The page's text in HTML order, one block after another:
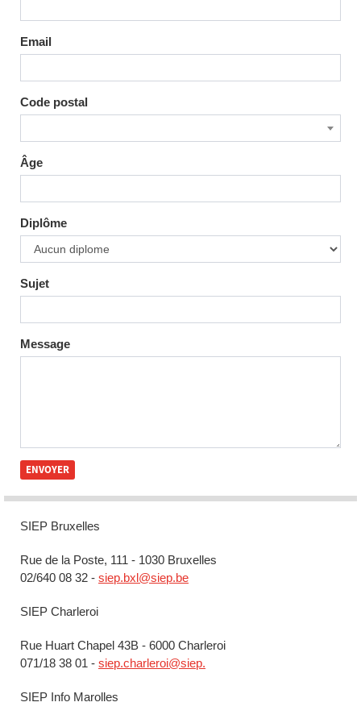
Email
Code postal
Âge
Diplôme
Sujet
Message
SIEP Bruxelles
Rue de la Poste, 111 - 1030 Bruxelles
02/640 08 32 - siep.bxl@siep.be
SIEP Charleroi
Rue Huart Chapel 43B - 6000 Charleroi
071/18 38 01 - siep.charleroi@siep.
SIEP Info Marolles